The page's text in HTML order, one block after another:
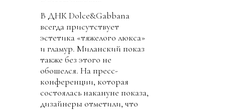
В ДНК Dolce&Gabbana
всегда присутствует
эстетика «тяжелого люкса»
и гламур. Миланский показ
также без этого не
обошелся. На пресс-
конференции, которая
состоялась накануне показа,
дизайнеры отметили, что